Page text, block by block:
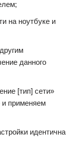
на ноутбуке и
данного
[тип] сети»
и применяем
идентична